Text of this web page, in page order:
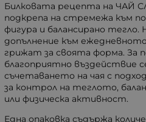
Билковата рецепта на ЧАЙ
подкрепа на стремежа към
фигура и балансирано
допълнение към
грижат за своята форма. За
благоприятно въздействие
съчетаването на чая с
за контрол на теглото,
или физическа активност.
Една опаковка съдържа